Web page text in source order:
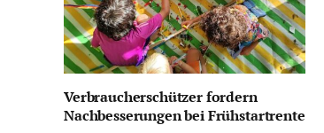
Verbraucherschützer fordern
Nachbesserungen bei Frühstartrente